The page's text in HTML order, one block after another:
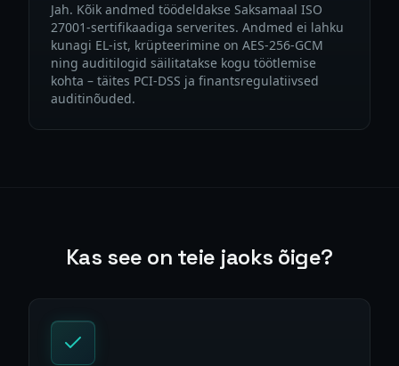
Jah. Kõik andmed töödeldakse Saksamaal ISO
27001-sertifikaadiga serverites. Andmed ei lahku
kunagi EL-ist, krüpteerimine on AES-256-GCM
ning auditilogid säilitatakse kogu töötlemise
kohta – täites PCI-DSS ja finantsregulatiivsed
auditinõuded.
Kas see on teie jaoks õige?